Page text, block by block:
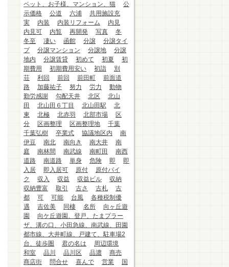
ペット、お子様、マンション、猫
公
示価格
公道 六浦
共用施設充
実
内装 内装リフォーム
内見
内見可
内覧 再開発 写真
冬
冬至
凄い 函館 分譲
分譲タイ
プ
分譲マンション 分譲地
分譲
地内
分譲賃貸 初めて 初夏
初
期費用
初期費用安い 初詣
別
荘
利回 前回 前田町
前面道
路
加藤祐子 努力 労力
動物
勤労感謝
勾配天井 北区
北山
田
北山田６丁目 北山田駅
北
東
北極 北赤羽 北部市場
区
分
区画整理 区画整理地
千葉
千葉弘樹
卒業式 協議地区内
南
伊豆
南北 南向き 南大井
南
庭
南林間 南武線 南町田
南西
道路
南道路 単身 危険 即
即
入居
即入居可 原付
原付バイ
ク
収入 収益 収益ビル
収納
収納豊富
取引 古さ 古札
古
都
可 可能 台風
各種税制優
遇
吉佐美 同棲 名所
向ヶ丘遊
園
向ケ丘遊園、登戸、たまプラー
ザ、溝の口、小田急線、南武線、田園
都市線、大井町線、戸建て、駐車場2
台、徒歩圏
君の名は
周辺環境
和室
品川 品川区 品濃
商売
商店街
問合せ 喜んで 営業
国